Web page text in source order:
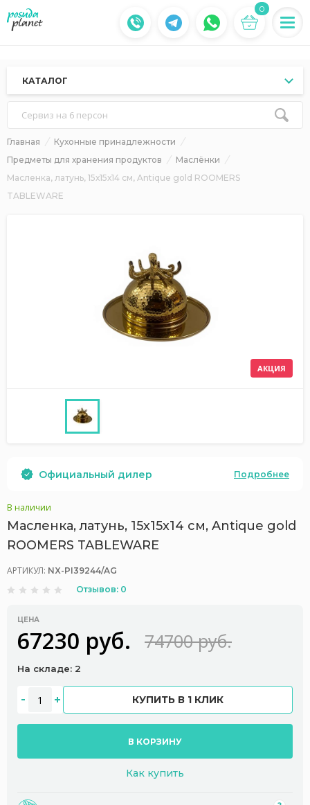
0
КАТАЛОГ
Сервиз на 6 персон
Главная
Кухонные принадлежности
Предметы для хранения продуктов
Маслёнки
Масленка, латунь, 15х15х14 см, Antique gold ROOMERS
TABLEWARE
АКЦИЯ
Официальный дилер Подробнее
В наличии
Масленка, латунь, 15х15х14 см, Antique gold
ROOMERS TABLEWARE
АРТИКУЛ: NX-PI39244/AG
Отзывов: 0
ЦЕНА
67230 руб. 74700 руб.
На складе: 2
КУПИТЬ В 1 КЛИК
В КОРЗИНУ
Как купить